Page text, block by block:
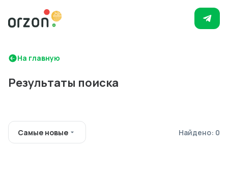
На главную
Результаты поиска
Самые новые Найдено: 0